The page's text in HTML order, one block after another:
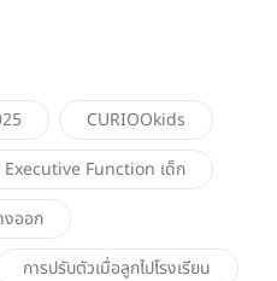
CURIOOkids
Executive Function เด็ก
งออก
การปรับตัวเมื่อลูกไปโรงเรียน